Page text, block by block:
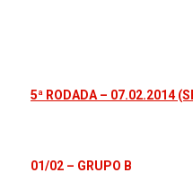
5ª RODADA – 07.02.2014
01/02 – GRUPO B